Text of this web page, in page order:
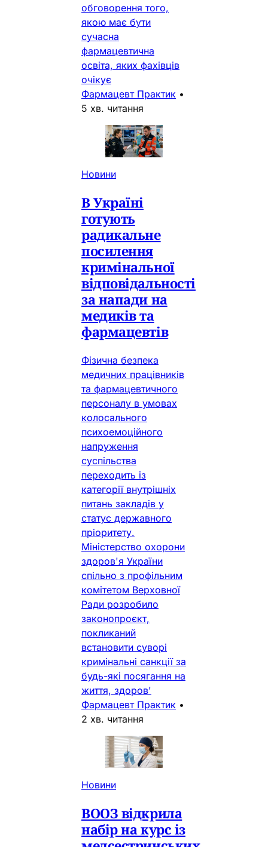
обговорення того,
якою має бути
сучасна
фармацевтична
освіта, яких фахівців
очікує
Фармацевт Практик •
5 хв. читання
Новини
В Україні
готують
радикальне
посилення
кримінальної
відповідальності
за напади на
медиків та
фармацевтів
Фізична безпека
медичних працівників
та фармацевтичного
персоналу в умовах
колосального
психоемоційного
напруження
суспільства
переходить із
категорії внутрішніх
питань закладів у
статус державного
пріоритету.
Міністерство охорони
здоров'я України
спільно з профільним
комітетом Верховної
Ради розробило
законопроєкт,
покликаний
встановити суворі
кримінальні санкції за
будь-які посягання на
життя, здоров'
Фармацевт Практик •
2 хв. читання
Новини
ВООЗ відкрила
набір на курс із